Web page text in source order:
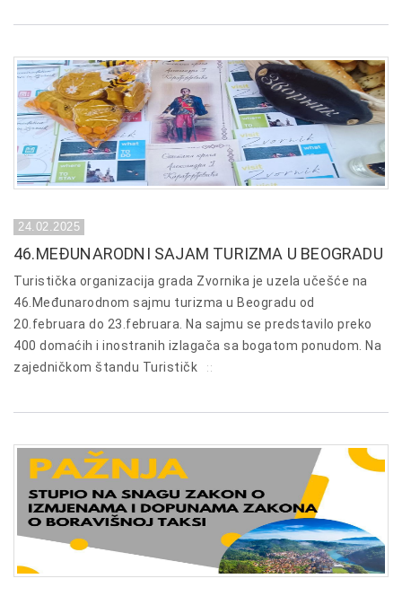
24.02.2025
46.MEĐUNARODNI SAJAM TURIZMA U BEOGRADU
Turistička organizacija grada Zvornika je uzela učešće na
46.Međunarodnom sajmu turizma u Beogradu od
20.februara do 23.februara. Na sajmu se predstavilo preko
400 domaćih i inostranih izlagača sa bogatom ponudom. Na
zajedničkom štandu Turističk
::